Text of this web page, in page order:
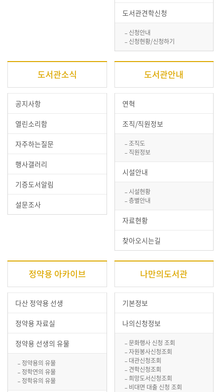
도서관견학신청
신청안내
신청현황/신청하기
도서관소식
공지사항
열린소리함
자주하는질문
행사갤러리
기증도서알림
설문조사
도서관안내
연혁
조직/직원정보
조직도
직원정보
시설안내
시설현황
층별안내
자료현황
찾아오시는길
정약용 아카이브
다산 정약용 선생
정약용 자료실
정약용 선생의 유물
정약용의 유물
정학연의 유물
정학유의 유물
나만의도서관
기본정보
나의신청정보
문화행사 신청 조회
자원봉사신청조회
대관신청조회
견학신청조회
희망도서신청조회
비대면 대출 신청 조회